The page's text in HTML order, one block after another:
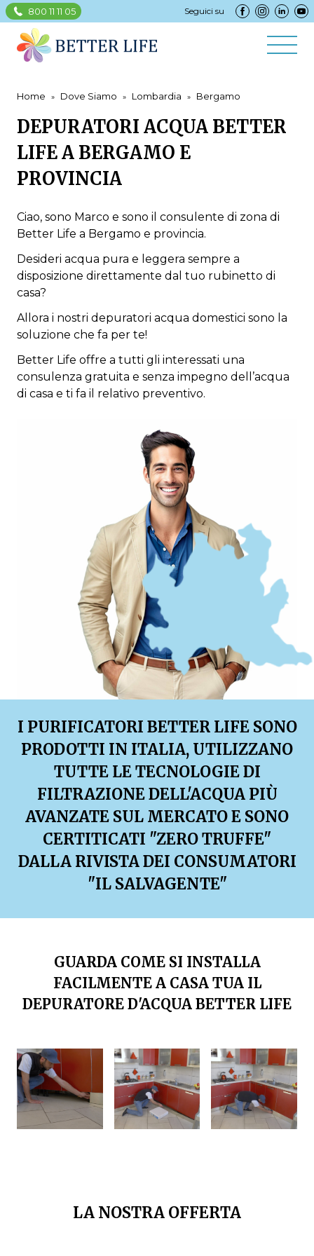
800 11 11 05 Seguici su
Home Dove Siamo Lombardia Bergamo
DEPURATORI ACQUA BETTER
LIFE A BERGAMO E
PROVINCIA
Ciao, sono Marco e sono il consulente di zona di
Better Life a Bergamo e provincia.
Desideri acqua pura e leggera sempre a
disposizione direttamente dal tuo rubinetto di
casa?
Allora i nostri depuratori acqua domestici sono la
soluzione che fa per te!
Better Life offre a tutti gli interessati una
consulenza gratuita e senza impegno dell’acqua
di casa e ti fa il relativo preventivo.
I PURIFICATORI BETTER LIFE SONO
PRODOTTI IN ITALIA, UTILIZZANO
TUTTE LE TECNOLOGIE DI
FILTRAZIONE DELL'ACQUA PIÙ
AVANZATE SUL MERCATO E SONO
CERTITICATI "ZERO TRUFFE"
DALLA RIVISTA DEI CONSUMATORI
"IL SALVAGENTE"
GUARDA COME SI INSTALLA
FACILMENTE A CASA TUA IL
DEPURATORE D'ACQUA BETTER LIFE
LA NOSTRA OFFERTA